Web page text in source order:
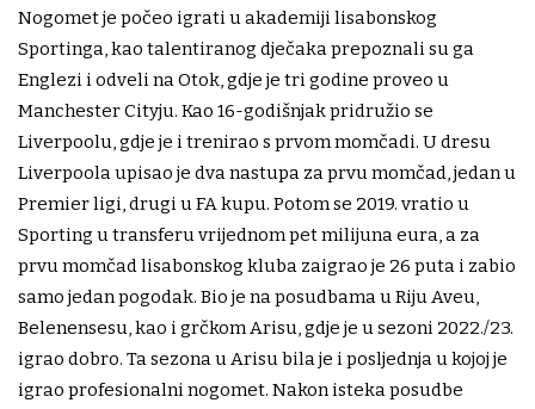
Nogomet je počeo igrati u akademiji lisabonskog
Sportinga, kao talentiranog dječaka prepoznali su ga
Englezi i odveli na Otok, gdje je tri godine proveo u
Manchester Cityju. Kao 16-godišnjak pridružio se
Liverpoolu, gdje je i trenirao s prvom momčadi. U dresu
Liverpoola upisao je dva nastupa za prvu momčad, jedan u
Premier ligi, drugi u FA kupu. Potom se 2019. vratio u
Sporting u transferu vrijednom pet milijuna eura, a za
prvu momčad lisabonskog kluba zaigrao je 26 puta i zabio
samo jedan pogodak. Bio je na posudbama u Riju Aveu,
Belenensesu, kao i grčkom Arisu, gdje je u sezoni 2022./23.
igrao dobro. Ta sezona u Arisu bila je i posljednja u kojoj je
igrao profesionalni nogomet. Nakon isteka posudbe